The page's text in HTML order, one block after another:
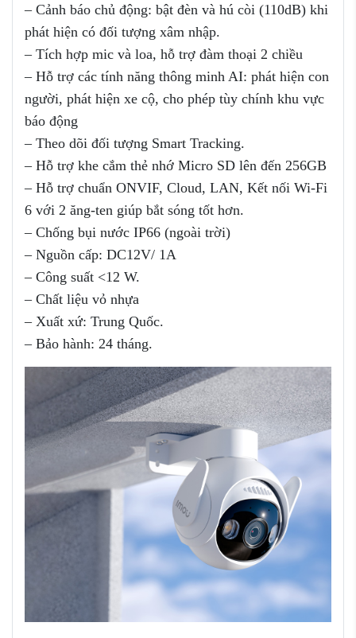
– Cảnh báo chủ động: bật đèn và hú còi (110dB) khi
phát hiện có đối tượng xâm nhập.
– Tích hợp mic và loa, hỗ trợ đàm thoại 2 chiều
– Hỗ trợ các tính năng thông minh AI: phát hiện con
người, phát hiện xe cộ, cho phép tùy chính khu vực
báo động
– Theo dõi đối tượng Smart Tracking.
– Hỗ trợ khe cắm thẻ nhớ Micro SD lên đến 256GB
– Hỗ trợ chuẩn ONVIF, Cloud, LAN, Kết nối Wi-Fi
6 với 2 ăng-ten giúp bắt sóng tốt hơn.
– Chống bụi nước IP66 (ngoài trời)
– Nguồn cấp: DC12V/ 1A
– Công suất <12 W.
– Chất liệu vỏ nhựa
– Xuất xứ: Trung Quốc.
– Bảo hành: 24 tháng.